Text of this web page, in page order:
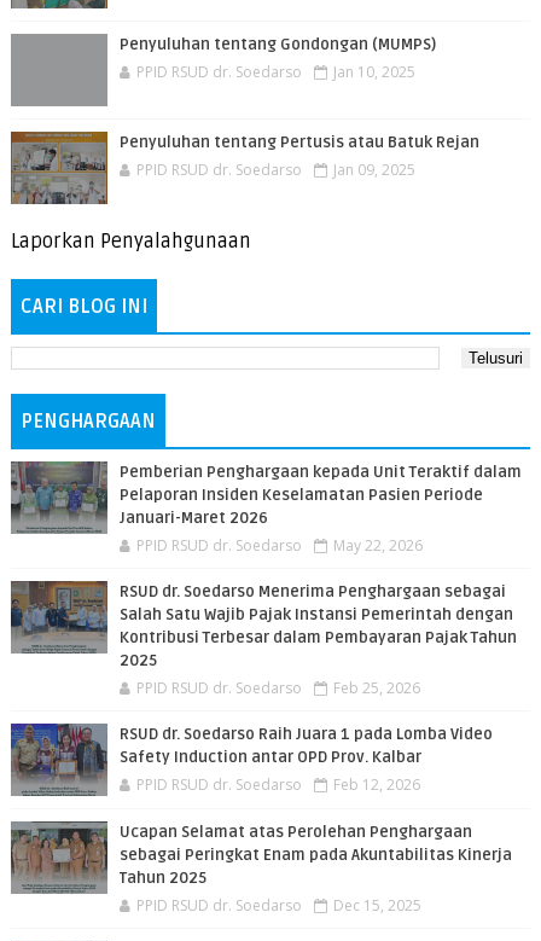
Penyuluhan tentang Gondongan (MUMPS)
PPID RSUD dr. Soedarso Jan 10, 2025
Penyuluhan tentang Pertusis atau Batuk Rejan
PPID RSUD dr. Soedarso Jan 09, 2025
Laporkan Penyalahgunaan
CARI BLOG INI
PENGHARGAAN
Pemberian Penghargaan kepada Unit Teraktif dalam
Pelaporan Insiden Keselamatan Pasien Periode
Januari-Maret 2026
PPID RSUD dr. Soedarso May 22, 2026
RSUD dr. Soedarso Menerima Penghargaan sebagai
Salah Satu Wajib Pajak Instansi Pemerintah dengan
Kontribusi Terbesar dalam Pembayaran Pajak Tahun
2025
PPID RSUD dr. Soedarso Feb 25, 2026
RSUD dr. Soedarso Raih Juara 1 pada Lomba Video
Safety Induction antar OPD Prov. Kalbar
PPID RSUD dr. Soedarso Feb 12, 2026
Ucapan Selamat atas Perolehan Penghargaan
sebagai Peringkat Enam pada Akuntabilitas Kinerja
Tahun 2025
PPID RSUD dr. Soedarso Dec 15, 2025